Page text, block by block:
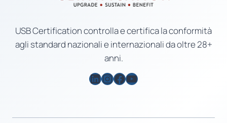
USB Certification controlla e certifica la conformità
agli standard nazionali e internazionali da oltre 28+
anni.
LinkedIn
Instagram
Facebook
YouTube